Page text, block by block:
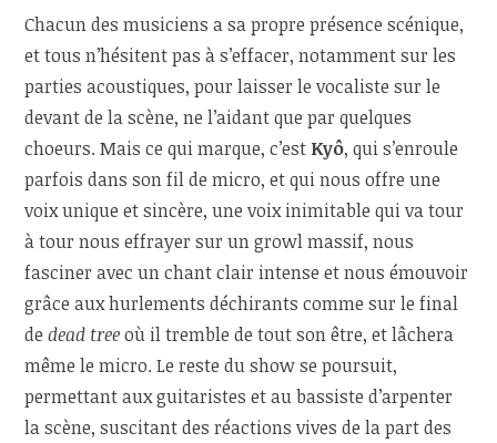
Chacun des musiciens a sa propre présence scénique,
et tous n’hésitent pas à s’effacer, notamment sur les
parties acoustiques, pour laisser le vocaliste sur le
devant de la scène, ne l’aidant que par quelques
choeurs. Mais ce qui marque, c’est Kyô, qui s’enroule
parfois dans son fil de micro, et qui nous offre une
voix unique et sincère, une voix inimitable qui va tour
à tour nous effrayer sur un growl massif, nous
fasciner avec un chant clair intense et nous émouvoir
grâce aux hurlements déchirants comme sur le final
dedead treeoù il tremble de tout son être, et lâchera
même le micro. Le reste du show se poursuit,
permettant aux guitaristes et au bassiste d’arpenter
la scène, suscitant des réactions vives de la part des